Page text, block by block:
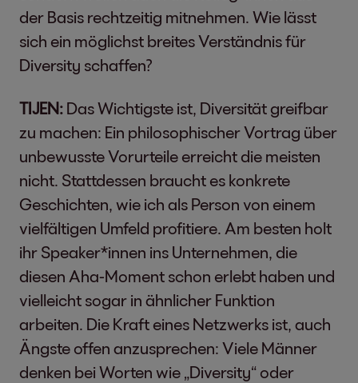
der Basis rechtzeitig mitnehmen. Wie lässt
sich ein möglichst breites Verständnis für
Diversity schaffen?
TIJEN: Das Wichtigste ist, Diversität greifbar
zu machen: Ein philosophischer Vortrag über
unbewusste Vorurteile erreicht die meisten
nicht. Stattdessen braucht es konkrete
Geschichten, wie ich als Person von einem
vielfältigen Umfeld profitiere. Am besten holt
ihr Speaker*innen ins Unternehmen, die
diesen Aha-Moment schon erlebt haben und
vielleicht sogar in ähnlicher Funktion
arbeiten. Die Kraft eines Netzwerks ist, auch
Ängste offen anzusprechen: Viele Männer
denken bei Worten wie „Diversity“ oder